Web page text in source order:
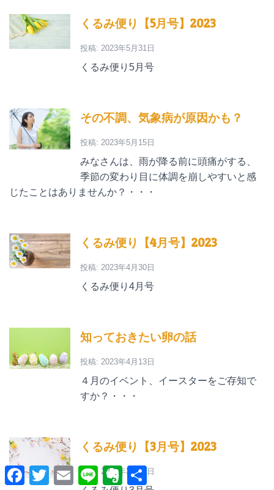
くるみ便り【5月号】2023
投稿: 2023年5月31日
くるみ便り5月号
その不調、気象病が原因かも？
投稿: 2023年5月15日
みなさんは、雨が降る前に頭痛がする、
季節の変わり目に体調を崩しやすいと感
じたことはありませんか？・・・
くるみ便り【4月号】2023
投稿: 2023年4月30日
くるみ便り4月号
知っておきたい卵の話
投稿: 2023年4月13日
４月のイベント、イースターをご存知で
すか？・・・
くるみ便り【3月号】2023
投稿: 2023年3月31日
F
T
w
E
L
E
共